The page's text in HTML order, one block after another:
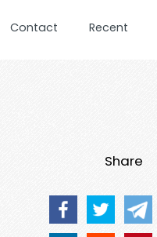
Contact Recent
Share